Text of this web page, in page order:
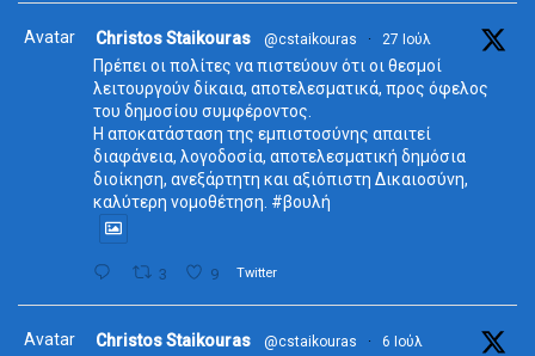
Avatar Christos Staikouras @cstaikouras · 27 Ιούλ
Πρέπει οι πολίτες να πιστεύουν ότι οι θεσμοί
λειτουργούν δίκαια, αποτελεσματικά, προς όφελος
του δημοσίου συμφέροντος.
Η αποκατάσταση της εμπιστοσύνης απαιτεί
διαφάνεια, λογοδοσία, αποτελεσματική δημόσια
διοίκηση, ανεξάρτητη και αξιόπιστη Δικαιοσύνη,
καλύτερη νομοθέτηση. #βουλή
3 9 Twitter
Avatar Christos Staikouras @cstaikouras · 6 Ιούλ